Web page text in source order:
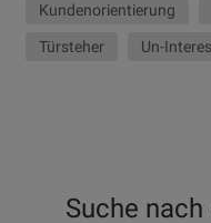
Kundenorientierung
Türsteher Un-
Suche